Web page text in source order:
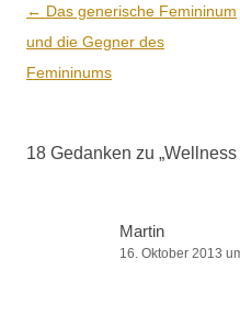
Beitrags-
Navigation
← Das generische Femininum
und die Gegner des
Femininums
18 Gedanken zu „Wellness
Martin
16. Oktober 2013